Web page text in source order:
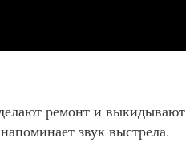
ремонт и выкидывают
звук выстрела.